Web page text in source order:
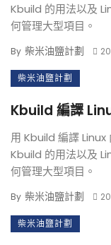
Kbuild 的用法以及
何管理大型項目。
By 柴米油鹽計劃
柴米油鹽計劃
Kbuild 編譯
用 Kbuild 編譯 Linux
Kbuild 的用法以及
何管理大型項目。
By 柴米油鹽計劃
柴米油鹽計劃